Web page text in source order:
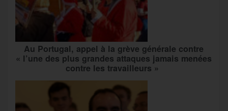
Au Portugal, appel à la grève générale contre
« l’une des plus grandes attaques jamais menées
contre les travailleurs »